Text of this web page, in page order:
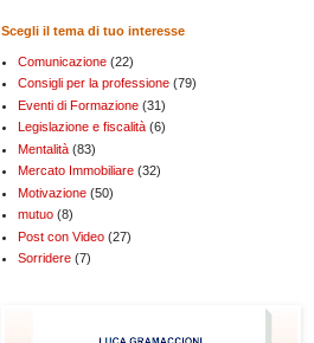
Scegli il tema di tuo interesse
Comunicazione (22)
Consigli per la professione (79)
Eventi di Formazione (31)
Legislazione e fiscalità (6)
Mentalità (83)
Mercato Immobiliare (32)
Motivazione (50)
mutuo (8)
Post con Video (27)
Sorridere (7)